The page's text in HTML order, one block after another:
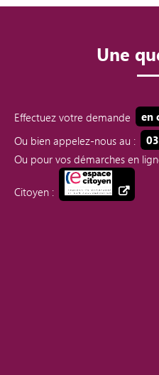
Une
Effectuez votre demande
en
Ou bien appelez-nous au :
Ou pour vos démarches en
Citoyen :